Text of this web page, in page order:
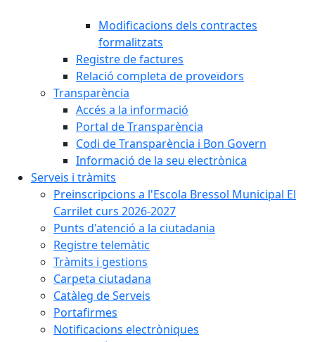
Modificacions dels contractes
formalitzats
Registre de factures
Relació completa de proveïdors
Transparència
Accés a la informació
Portal de Transparència
Codi de Transparència i Bon Govern
Informació de la seu electrònica
Serveis i tràmits
Preinscripcions a l'Escola Bressol Municipal El
Carrilet curs 2026-2027
Punts d'atenció a la ciutadania
Registre telemàtic
Tràmits i gestions
Carpeta ciutadana
Catàleg de Serveis
Portafirmes
Notificacions electròniques